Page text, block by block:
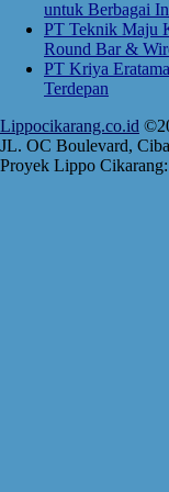
untuk Berbagai
PT Teknik Maju
Round Bar &
PT Kriya
Terdepan
Lippocikarang.co.id
JL. OC Boulevard,
Proyek Lippo Cikarang: